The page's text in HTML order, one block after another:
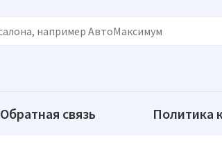
Обратная связь Политика